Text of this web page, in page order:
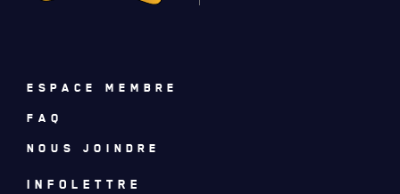
CALENDRIER
ESPACE MEMBRE
FAQ
NOUS JOINDRE
INFOLETTRE